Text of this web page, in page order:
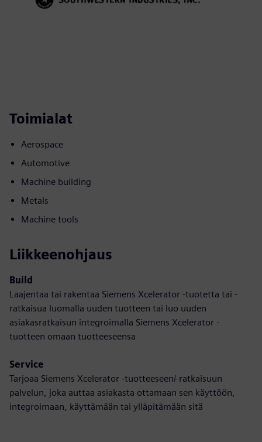
Toimialat
Aerospace
Automotive
Machine building
Metals
Machine tools
Liikkeenohjaus
Build
Laajentaa tai rakentaa Siemens Xcelerator -tuotetta tai -
ratkaisua luomalla uuden tuotteen tai luo uuden
asiakasratkaisun integroimalla Siemens Xcelerator -
tuotteen omaan tuotteeseensa
Service
Tarjoaa Siemens Xcelerator -tuotteeseen/-ratkaisuun
palvelun, joka auttaa asiakasta ottamaan sen käyttöön,
integroimaan, käyttämään tai ylläpitämään sitä